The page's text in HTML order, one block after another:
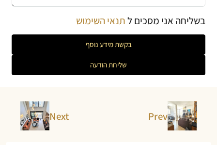
בשליחה אני מסכים לתנאי השימוש
בקשת מידע נוסף
שליחת הודעה
Prev
Next